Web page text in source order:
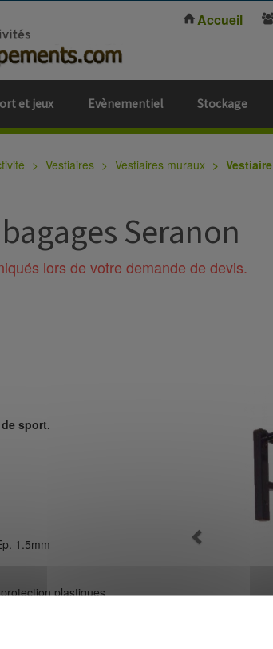
et jeux Evènementiel Stockage
Accueil
Vestiaires Vestiaires muraux
Seranon
lors de votre demande de devis.
sport.
1.5mm
plastiques
polymérisation au four
plastiques fournis.